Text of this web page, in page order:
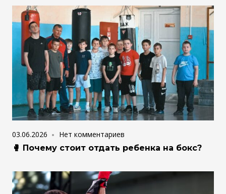
03.06.2026
Нет комментариев
🥊 Почему стоит отдать ребенка на бокс?